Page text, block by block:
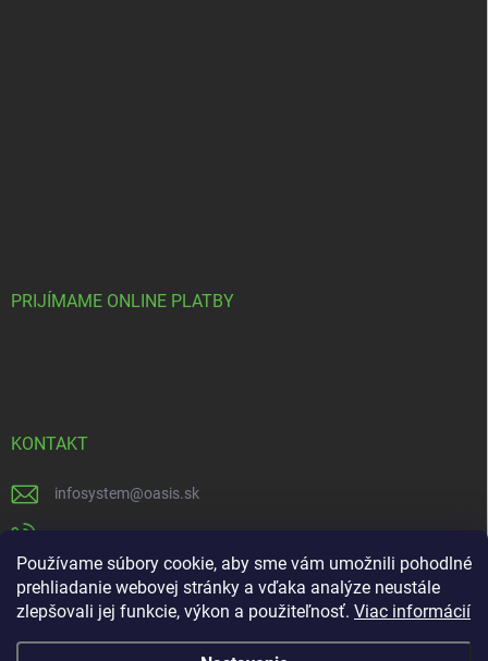
Používame súbory cookie, aby sme vám umožnili pohodlné
prehliadanie webovej stránky a vďaka analýze neustále
zlepšovali jej funkcie, výkon a použiteľnosť. Viac informácií
PRIJÍMAME ONLINE PLATBY
KONTAKT
infosystem@oasis.sk
https://www.facebook.com/OASISGARDENCENTRUM
oasisgardencentrum